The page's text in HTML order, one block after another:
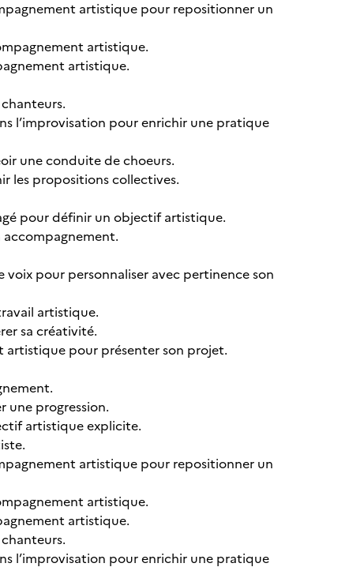
artistique pour repositionner un
artistique.
artistique.
l’improvisation pour enrichir une pratique
une conduite de choeurs.
les propositions collectives.
pour définir un objectif artistique.
pour personnaliser avec pertinence son
artistique.
sa créativité.
artistique pour présenter son projet.
une progression.
artistique explicite.
artistique pour repositionner un
artistique.
artistique.
l’improvisation pour enrichir une pratique